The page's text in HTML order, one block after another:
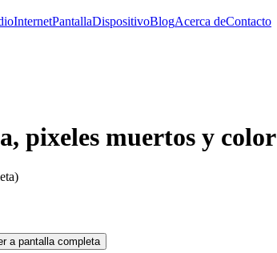
InternetPantallaDispositivoBlogAcerca deContacto
pixeles muertos y color
a pantalla completa